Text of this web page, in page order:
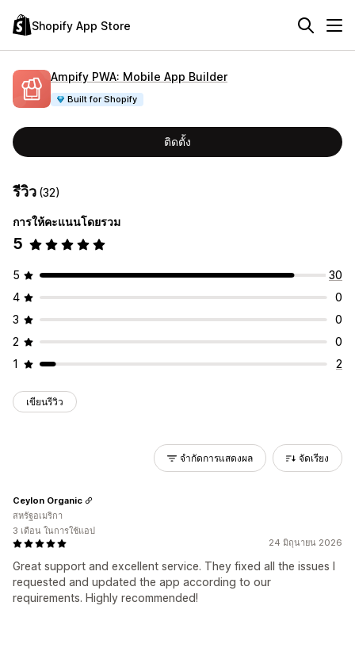
Shopify App Store
Ampify PWA: Mobile App Builder
Built for Shopify
ติดตั้ง
รีวิว (32)
การให้คะแนนโดยรวม
5
5
30
4
0
3
0
2
0
1
2
เขียนรีวิว
จำกัดการแสดงผล จัดเรียง
24 มิถุนายน 2026
Great support and excellent service. They fixed all the issues I
requested and updated the app according to our
requirements. Highly recommended!
Ceylon Organic
สหรัฐอเมริกา
3 เดือน ในการใช้แอป